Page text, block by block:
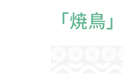
「焼鳥